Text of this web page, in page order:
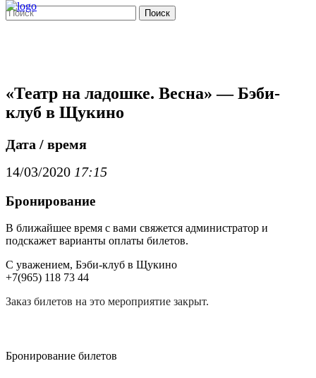
Поиск
«Театр на ладошке. Весна» — Бэби-
клуб в Щукино
Дата / время
14/03/2020 17:15
Бронирование
В ближайшее время с вами свяжется администратор и
подскажет варианты оплаты билетов.
С уважением, Бэби-клуб в Щукино
+7(965) 118 73 44
Заказ билетов на это мероприятие закрыт.
Бронирование билетов